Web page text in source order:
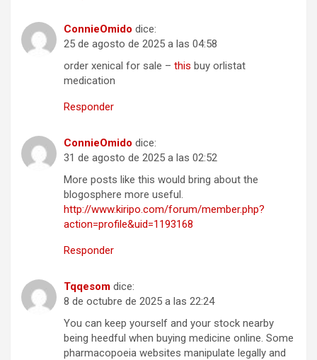
ConnieOmido dice:
25 de agosto de 2025 a las 04:58
order xenical for sale – this buy orlistat
medication
Responder
ConnieOmido dice:
31 de agosto de 2025 a las 02:52
More posts like this would bring about the
blogosphere more useful.
http://www.kiripo.com/forum/member.php?
action=profile&uid=1193168
Responder
Tqqesom dice:
8 de octubre de 2025 a las 22:24
You can keep yourself and your stock nearby
being heedful when buying medicine online. Some
pharmacopoeia websites manipulate legally and